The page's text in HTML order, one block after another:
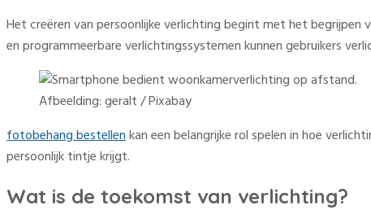
Het creëren van persoonlijke verlichting begint met het
en programmeerbare verlichtingssystemen kunnen gebruikers
Afbeelding: geralt / Pixabay
fotobehang bestellenkan een belangrijke rol spelen in hoe
persoonlijk tintje krijgt.
Wat is de toekomst van verlichting?